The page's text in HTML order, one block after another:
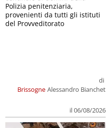
Brissogne
di
Alessandro Bianchet
il 06/08/2026
Polizia penitenziaria,
provenienti da tutti gli istituti
del Provveditorato